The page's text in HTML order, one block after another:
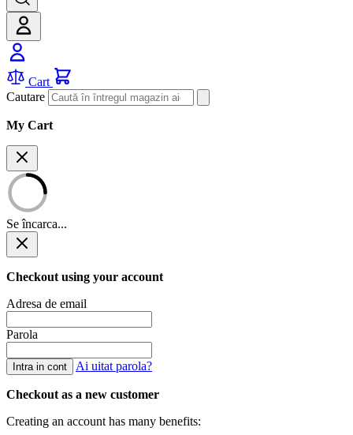
Cart
Cautare
My Cart
Se încarca...
Checkout using your account
Adresa de email
Parola
Intra in cont Ai uitat parola?
Checkout as a new customer
Creating an account has many benefits: